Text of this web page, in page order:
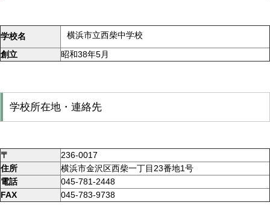
学校名 横浜市立西柴中学校
創立
昭和38年5月
学校所在地・連絡先
〒
236-0017
住所
横浜市金沢区西柴一丁目23番地1号
電話
045-781-2448
FAX
045-783-9738